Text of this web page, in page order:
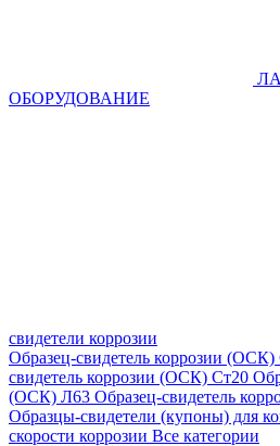
ОБОРУДОВАНИЕ
свидетели коррозии
Образец-свидетель коррозии (ОСК)
свидетель коррозии (ОСК) Ст20
(ОСК) Л63 Образец-свидетель
Образцы-свидетели (купоны) для
скорости коррозии Все категории